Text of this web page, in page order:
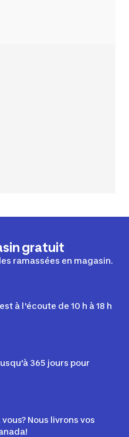
gratuit
ramassées en magasin.
à l'écoute de 10 h à 18 h
365 jours pour
Nous livrons vos